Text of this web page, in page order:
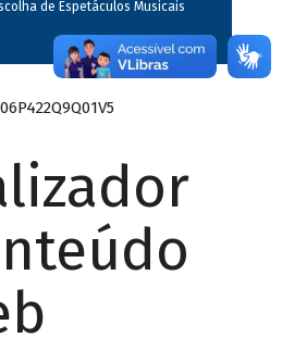
de Espetáculos Musicais